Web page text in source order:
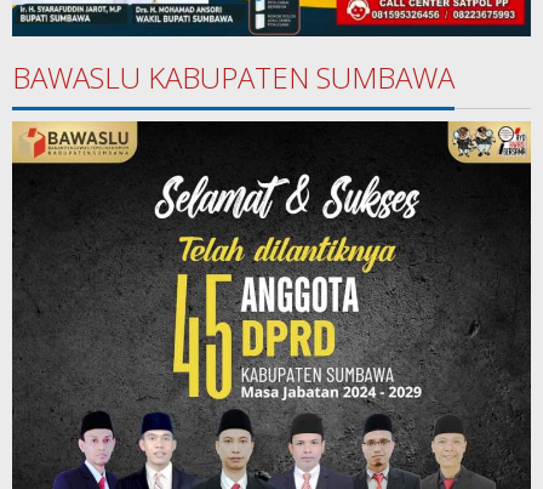
BAWASLU KABUPATEN SUMBAWA